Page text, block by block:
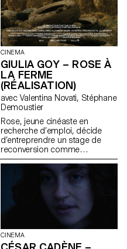
CINEMA
GIULIA GOY – ROSE À
LA FERME
(RÉALISATION)
avec Valentina Novati, Stéphane
Demoustier
Rose, jeune cinéaste en
recherche d’emploi, décide
d’entreprendre un stage de
reconversion comme
agricultrice. Un récit initiatique
qui questionne notre relation à
la terre, à l’art, au rôle du
cinéaste en tant qu’observateur
de notre monde.
CINEMA